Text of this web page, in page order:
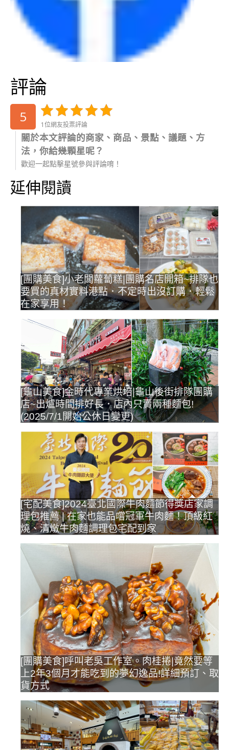
評論
5 1位網友投票評論
關於本文評論的商家、商品、景點、議題、方
法，你給幾顆星呢？
歡迎一起點擊星號參與評論唷！
延伸閱讀
[團購美食]小老闆蘿蔔糕|團購名店開箱~排隊也
要買的真材實料港點．不定時出沒訂購．輕鬆
在家享用！
[龜山美食]金時代專業烘培|龜山後街排隊團購
店~出爐時間排好長．店內只賣兩種麵包!
(2025/7/1開始公休日變更)
[宅配美食]2024臺北國際牛肉麵節得獎店家調
理包推薦 | 在家也能品嚐冠軍牛肉麵！頂級紅
燒、清燉牛肉麵調理包宅配到家
[團購美食]呼叫老吳工作室。肉桂捲|竟然要等
上2年3個月才能吃到的夢幻逸品!詳細預訂、取
貨方式